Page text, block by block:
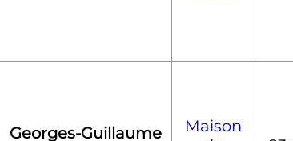
Georges-Guillaume
Maison